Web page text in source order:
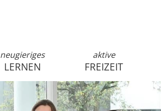
anmelden
neugieriges
LERNEN
aktive
FREIZEIT